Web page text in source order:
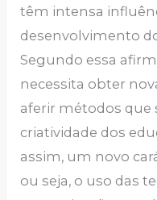
têm intensa
desenvolvimento
Segundo essa
necessita obter
aferir métodos que
criatividade dos
assim, um novo
ou seja, o uso das